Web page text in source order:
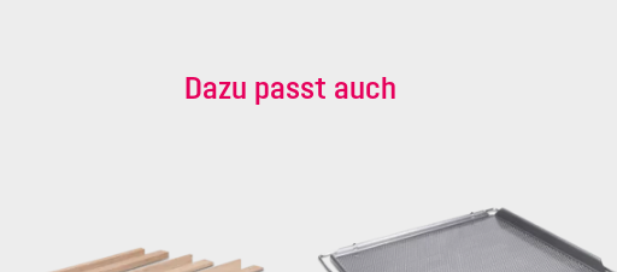
Dazu passt auch